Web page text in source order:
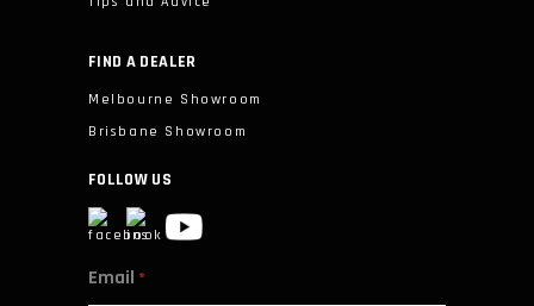
FIND A DEALER
Melbourne Showroom
Brisbane Showroom
FOLLOW US
Email *